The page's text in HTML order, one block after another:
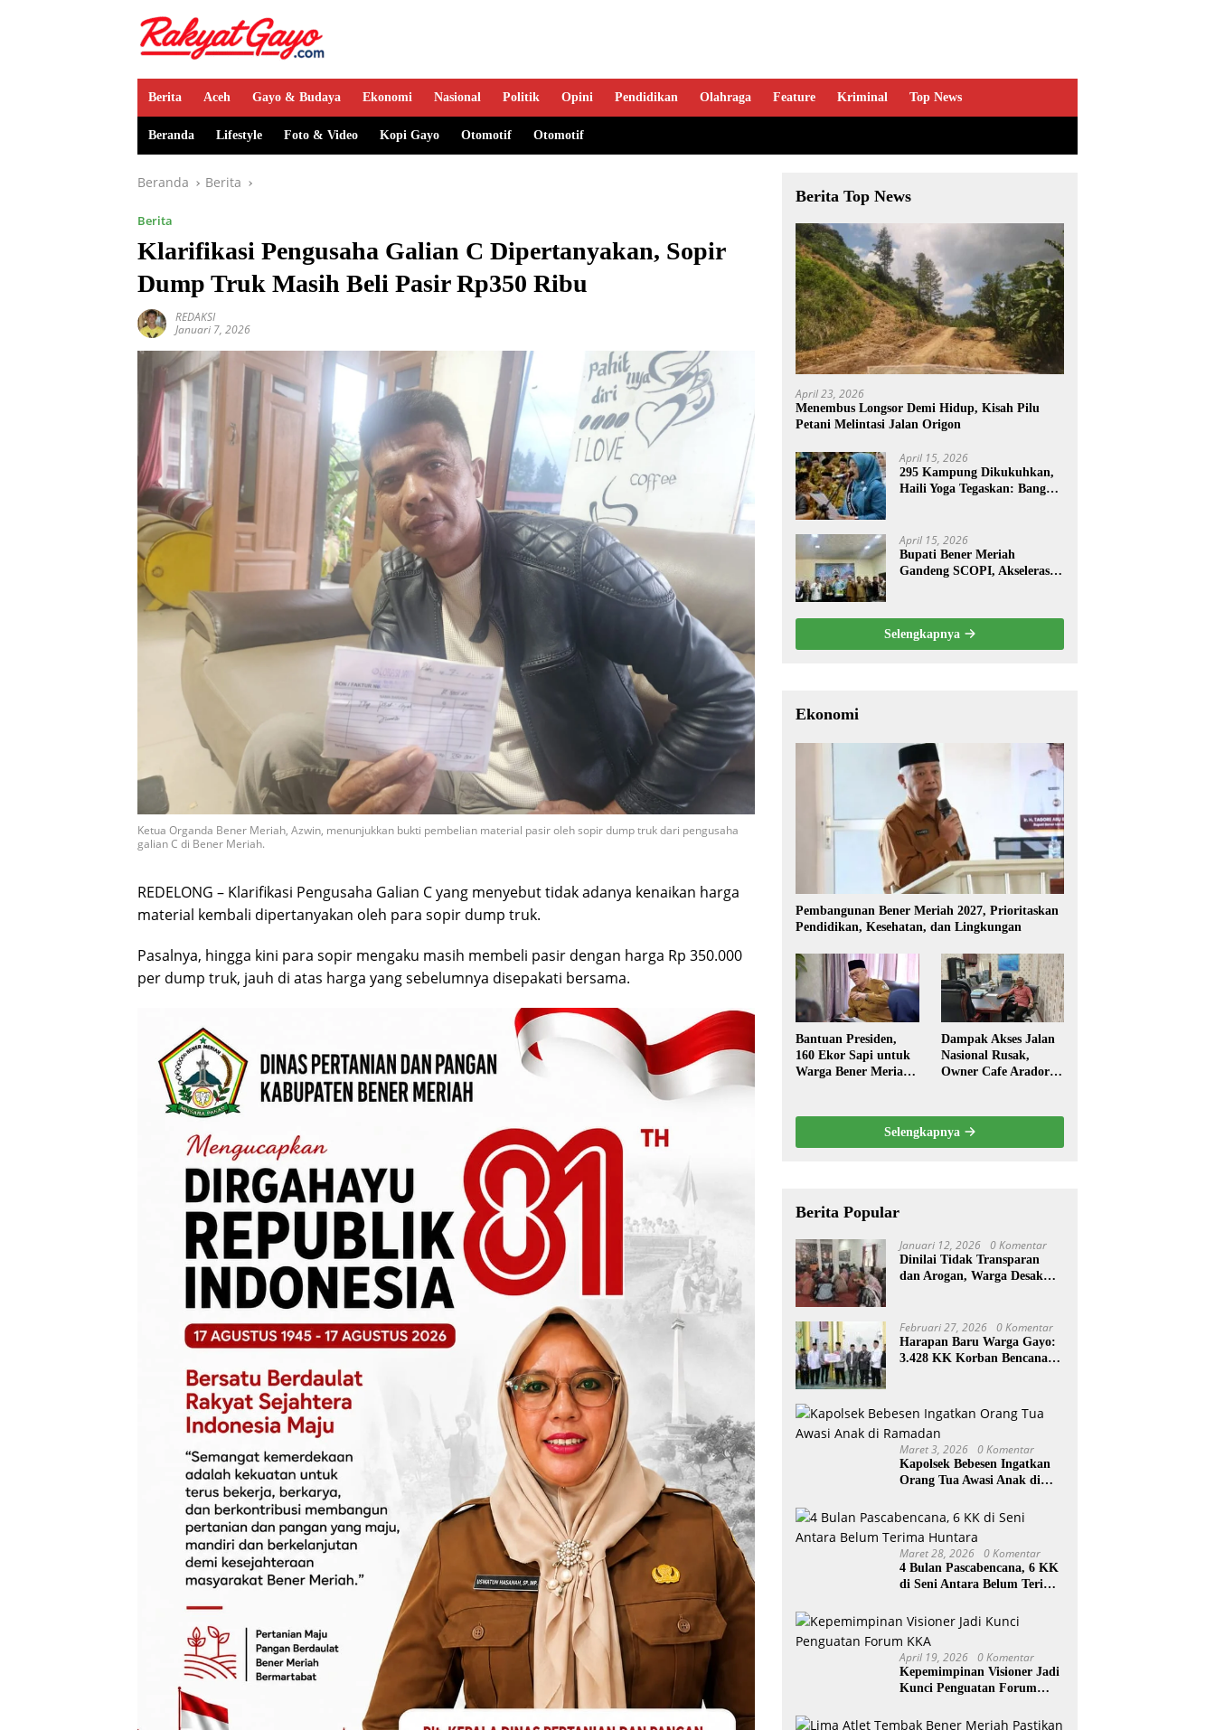
Berita Aceh Gayo & Budaya Ekonomi Nasional Politik Opini Pendidikan Olahraga Feature Kriminal Top News
Beranda Lifestyle Foto & Video Kopi Gayo Otomotif Otomotif
Beranda Berita
Berita
Klarifikasi Pengusaha Galian C Dipertanyakan, Sopir
Dump Truk Masih Beli Pasir Rp350 Ribu
REDAKSI
Januari 7, 2026
Ketua Organda Bener Meriah, Azwin, menunjukkan bukti pembelian material pasir oleh sopir dump truk dari pengusaha
galian C di Bener Meriah.
REDELONG – Klarifikasi Pengusaha Galian C yang menyebut tidak adanya kenaikan harga
material kembali dipertanyakan oleh para sopir dump truk.
Pasalnya, hingga kini para sopir mengaku masih membeli pasir dengan harga Rp 350.000
per dump truk, jauh di atas harga yang sebelumnya disepakati bersama.
Berita Top News
April 23, 2026
Menembus Longsor Demi Hidup, Kisah Pilu
Petani Melintasi Jalan Origon
April 15, 2026
295 Kampung Dikukuhkan,
Haili Yoga Tegaskan: Bangun
April 15, 2026
Bupati Bener Meriah
Gandeng SCOPI, Akselerasi
Selengkapnya
Ekonomi
Pembangunan Bener Meriah 2027, Prioritaskan
Pendidikan, Kesehatan, dan Lingkungan
Bantuan Presiden,
160 Ekor Sapi untuk
Warga Bener Meriah
Dampak Akses Jalan
Nasional Rusak,
Owner Cafe Arador
Selengkapnya
Berita Popular
Januari 12, 2026 0 Komentar
Dinilai Tidak Transparan
dan Arogan, Warga Desak
Februari 27, 2026 0 Komentar
Harapan Baru Warga Gayo:
3.428 KK Korban Bencana
Maret 3, 2026 0 Komentar
Kapolsek Bebesen Ingatkan
Orang Tua Awasi Anak di
Maret 28, 2026 0 Komentar
4 Bulan Pascabencana, 6 KK
di Seni Antara Belum Terima
April 19, 2026 0 Komentar
Kepemimpinan Visioner Jadi
Kunci Penguatan Forum